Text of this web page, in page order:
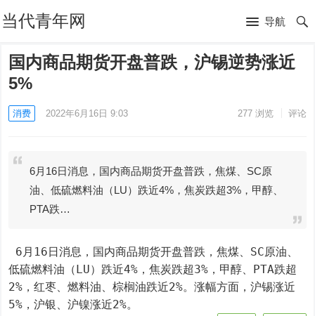
当代青年网 导航
国内商品期货开盘普跌，沪锡逆势涨近
5%
消费 2022年6月16日 9:03 277浏览 评论
6月16日消息，国内商品期货开盘普跌，焦煤、SC原
油、低硫燃料油（LU）跌近4%，焦炭跌超3%，甲醇、
PTA跌…
低硫燃料油（LU）跌近4%，焦炭跌超3%，甲醇、PTA跌超
2%，红枣、燃料油、棕榈油跌近2%。涨幅方面，沪锡涨近
5%，沪银、沪镍涨近2%。